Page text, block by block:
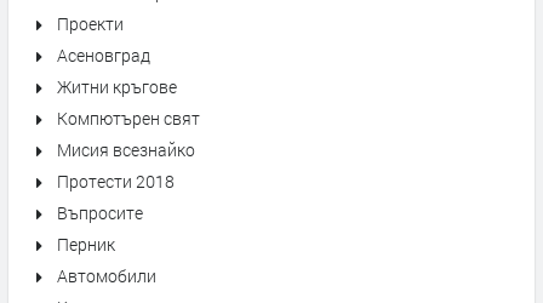
Проекти
Асеновград
Житни кръгове
Компютърен свят
Мисия всезнайко
Протести 2018
Въпросите
Перник
Автомобили